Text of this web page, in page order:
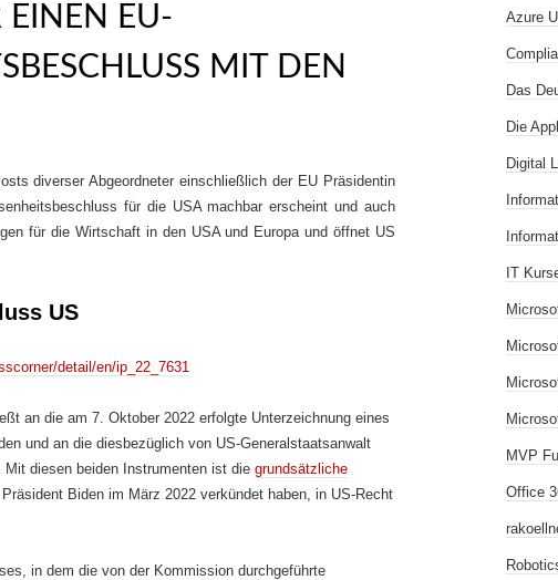
EINEN EU-
MIT DEN
diverser Abgeordneter einschließlich der EU Präsidentin
für die USA machbar erscheint und auch
für die Wirtschaft in den USA und Europa und öffnet US
US
detail/en/ip_22_7631
an die am 7. Oktober 2022 erfolgte Unterzeichnung eines
und an die diesbezüglich von US-Generalstaatsanwalt
Mit diesen beiden Instrumenten ist die grundsätzliche
Biden im März 2022 verkündet haben, in US-Recht
in dem die von der Kommission durchgeführte
Azure
Das
Die
Digital
IT
MVP
Office